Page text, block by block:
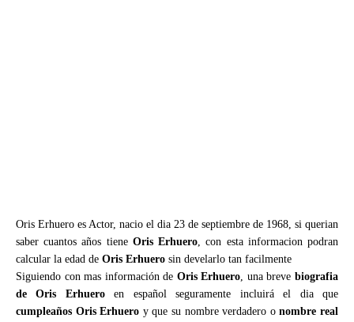
Oris Erhuero es Actor, nacio el dia 23 de septiembre de 1968, si querian
saber cuantos años tiene Oris Erhuero, con esta informacion podran
calcular la edad de Oris Erhuero sin develarlo tan facilmente
Siguiendo con mas información de Oris Erhuero, una brevebiografia
de Oris Erhueroen español seguramente incluirá el dia que
cumpleaños Oris Erhuero y que su nombre verdadero onombre real